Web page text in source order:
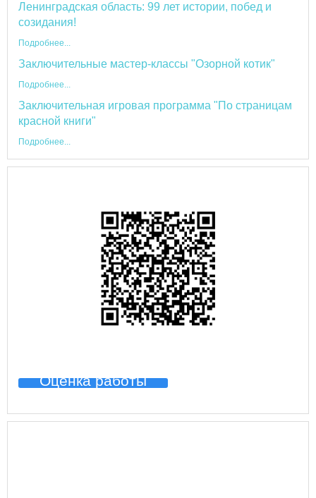
Ленинградская область: 99 лет истории, побед и
созидания!
Подробнее...
Заключительные мастер-классы "Озорной котик"
Подробнее...
Заключительная игровая программа "По страницам
красной книги"
Подробнее...
Оценка работы